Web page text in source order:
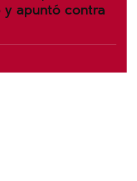
y apuntó contra